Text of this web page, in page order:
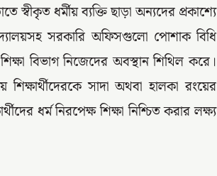
ধর্মীয় ব্যক্তি ছাড়া অন্যদের প্রকাশ্যে
সরকারি অফিসগুলো পোশাক বিধি
বিভাগ নিজেদের অবস্থান শিথিল করে।
সাদা অথবা হালকা রংয়ের
ধর্ম নিরপেক্ষ শিক্ষা নিশ্চিত করার লক্ষ্য